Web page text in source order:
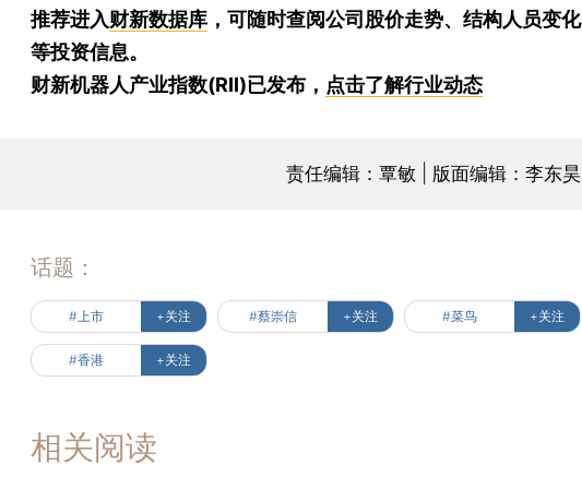
推荐进入财新数据库 ，可随时查阅公司股价走势、结构人员变化
等投资信息。
财新机器人产业指数(RII)已发布， 点击了解行业动态
责任编辑：覃敏 | 版面编辑：李东昊
话题：
#上市 +关注 #蔡崇信 +关注 #菜鸟 +关注
#香港 +关注
相关阅读